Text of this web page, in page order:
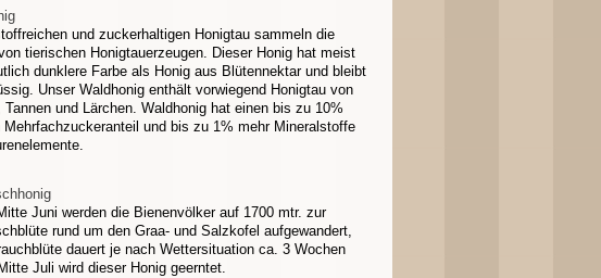
und zuckerhaltigen Honigtau sammeln die
tierischen Honigtauerzeugen. Dieser Honig hat meist
dunklere Farbe als Honig aus Blütennektar und bleibt
Unser Waldhonig enthält vorwiegend Honigtau von
Tannen und Lärchen. Waldhonig hat einen bis zu 10%
Mehrfachzuckeranteil und bis zu 1% mehr Mineralstoffe
Juni werden die Bienenvölker auf 1700 mtr. zur
rund um den Graa- und Salzkofel aufgewandert,
dauert je nach Wettersituation ca. 3 Wochen
Juli wird dieser Honig geerntet.